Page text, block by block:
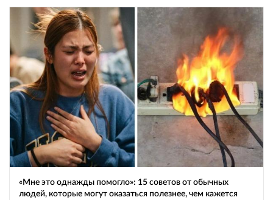
«Мне это однажды помогло»: 15 советов от обычных
людей, которые могут оказаться полезнее, чем кажется